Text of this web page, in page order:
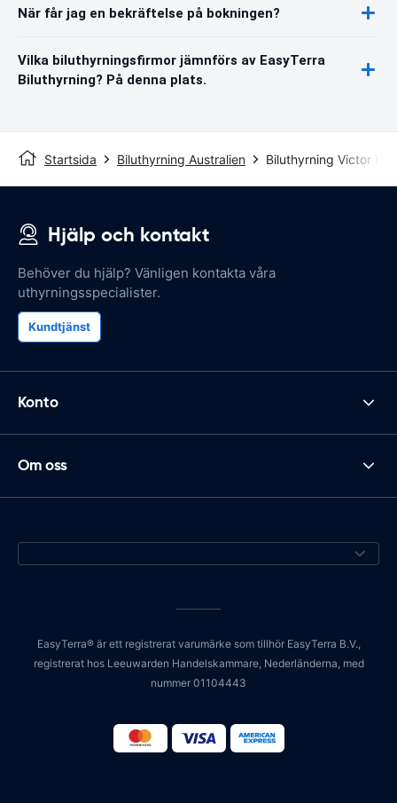
När får jag en bekräftelse på bokningen?
Vilka biluthyrningsfirmor jämnförs av EasyTerra
Biluthyrning? På denna plats.
Startsida Biluthyrning Australien Biluthyrning Victor
Hjälp och kontakt
Behöver du hjälp? Vänligen kontakta våra
uthyrningsspecialister.
Kundtjänst
Konto
Om oss
EasyTerra® är ett registrerat varumärke som tillhör EasyTerra B.V.,
registrerat hos Leeuwarden Handelskammare, Nederländerna, med
nummer 01104443